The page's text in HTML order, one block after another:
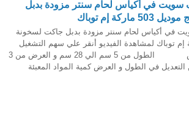
سويت في أكياس لحام سنتر مزودة بدبل
إم توباك
في أكياس لحام سنتر مزودة بدبل جاكت لسخونة
موديل 503 ماركة إم توباك لمشاهدة الفيديو أنقر علي سهم التشغيل
المواصفات حجم الكيس الطول من 5 سم الي 28 سم و العرض من 3
يمكن التعديل في الطول و العرض كمية المواد المعبئة